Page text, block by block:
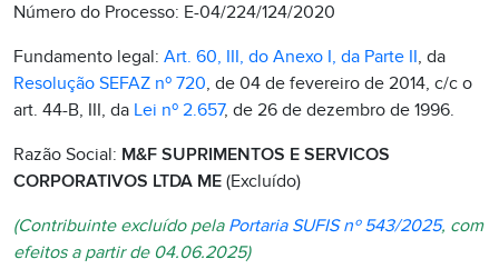
Número do Processo: E-04/224/124/2020
Fundamento legal: Art. 60, III, do Anexo I, da Parte II, da
Resolução SEFAZ nº 720, de 04 de fevereiro de 2014, c/c o
art. 44-B, III, da Lei nº 2.657, de 26 de dezembro de 1996.
Razão Social: M&F SUPRIMENTOS E SERVICOS
CORPORATIVOS LTDA ME (Excluído)
(Contribuinte excluído pela Portaria SUFIS nº 543/2025, com
efeitos a partir de 04.06.2025)